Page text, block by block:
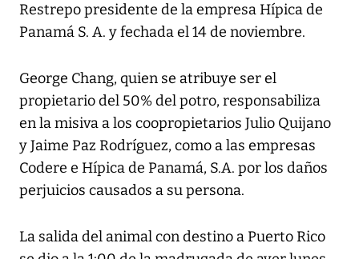
Restrepo presidente de la empresa Hípica de
Panamá S. A. y fechada el 14 de noviembre.
George Chang, quien se atribuye ser el
propietario del 50% del potro, responsabiliza
en la misiva a los coopropietarios Julio Quijano
y Jaime Paz Rodríguez, como a las empresas
Codere e Hípica de Panamá, S.A. por los daños
perjuicios causados a su persona.
La salida del animal con destino a Puerto Rico